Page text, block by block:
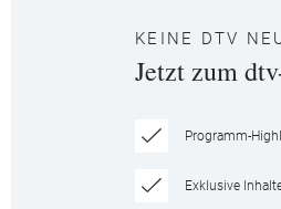
KEINE DTV
Jetzt zum
Programm-
Exklusive